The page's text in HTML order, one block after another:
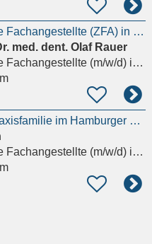
Zahnmedizinische Fachangestellte (ZFA) in Teilzeit
med. dent. Olaf Rauer
Fachangestellte (m/w/d)in Hamburg, Bergedorf
ZFA für unsere Praxisfamilie im Hamburger Osten gesucht.
Fachangestellte (m/w/d)in Hamburg